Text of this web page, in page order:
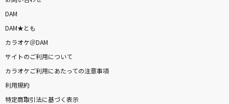
DAM
DAM★とも
カラオケ＠DAM
サイトのご利用について
カラオケご利用にあたっての注意事項
利用規約
特定商取引法に基づく表示